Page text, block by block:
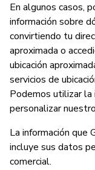
En algunos casos,
información sobre
convirtiendo tu
aproximada o
ubicación
servicios de
Podemos utilizar la
personalizar
La información que
incluye sus datos
comercial.